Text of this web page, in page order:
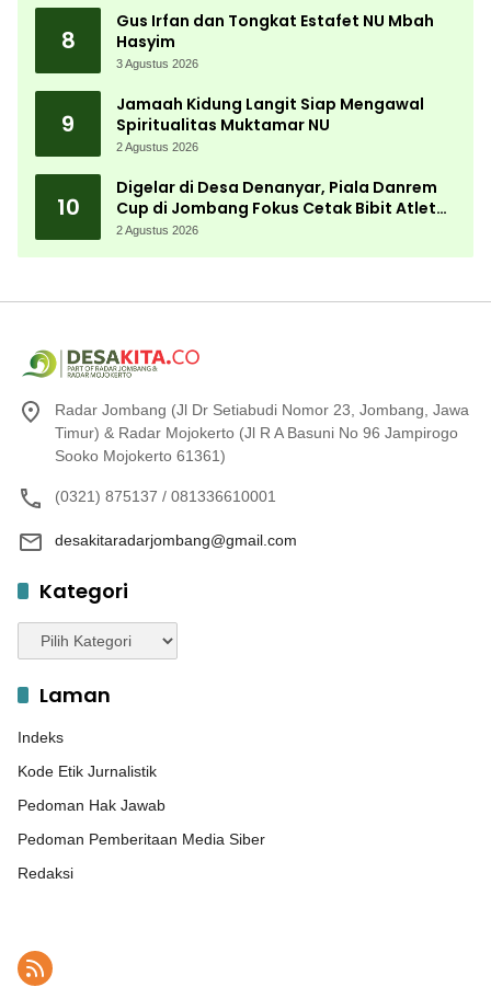
8
Gus Irfan dan Tongkat Estafet NU Mbah
Hasyim
3 Agustus 2026
9
Jamaah Kidung Langit Siap Mengawal
Spiritualitas Muktamar NU
2 Agustus 2026
10
Digelar di Desa Denanyar, Piala Danrem
Cup di Jombang Fokus Cetak Bibit Atlet
Menembak Berprestasi
2 Agustus 2026
Radar Jombang (Jl Dr Setiabudi Nomor 23, Jombang, Jawa
Timur) & Radar Mojokerto (Jl R A Basuni No 96 Jampirogo
Sooko Mojokerto 61361)
(0321) 875137 / 081336610001
desakitaradarjombang@gmail.com
Kategori
Kategori
Laman
Indeks
Kode Etik Jurnalistik
Pedoman Hak Jawab
Pedoman Pemberitaan Media Siber
Redaksi